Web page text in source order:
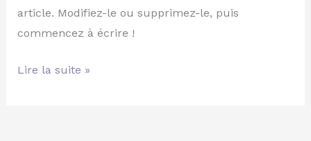
article. Modifiez-le ou supprimez-le, puis
commencez à écrire !
Lire la suite »